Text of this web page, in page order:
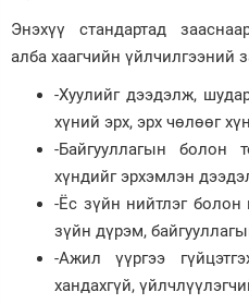
Энэхүү стандартад
алба хаагчийн үйлчилгээний
-Хуулийг дээдэлж,
хүний эрх, эрх чөлөөг
-Байгууллагын болон
хүндийг эрхэмлэн
-Ёс зүйн нийтлэг болон
зүйн дүрэм,
-Ажил үүргээ
хандахгүй,